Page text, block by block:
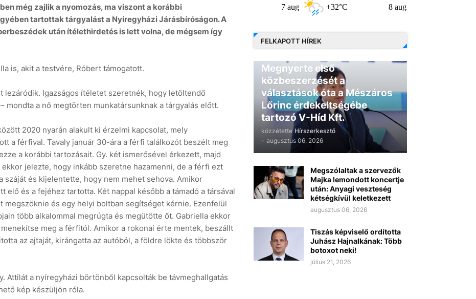
még zajlik a nyomozás, ma viszont a korábbi
tartottak tárgyalást a Nyíregyházi Járásbíróságon. A
után ítélethirdetés is lett volna, de mégsem így
is, akit a testvére, Róbert támogatott.
lezáródik. Igazságos ítéletet szeretnék, hogy letöltendő
mondta a nő megtörten munkatársunknak a tárgyalás előtt.
2020 nyarán alakult ki érzelmi kapcsolat, mely
a férfival. Tavaly január 30-ára a férfi találkozót beszélt meg
a korábbi tartozásait. Gy. két ismerősével érkezett, majd
jelezte, hogy inkább szeretne hazamenni, de a férfi ezt
száját és kijelentette, hogy nem mehet sehova. Amikor
elő és a fejéhez tartotta. Két nappal később a támadó a társával
és egy helyi boltban segítséget kérnie. Ezenfelül
több alkalommal megrúgta és megütötte őt. Gabriella ekkor
meg a férfitól. Amikor a rokonai érte mentek, beszállt
az ajtaját, kirángatta az autóból, a földre lökte és többször
Attilát a nyíregyházi börtönből kapcsolták be távmeghallgatás
kép készüljön róla.
+32°C 8 aug +30°C
FELKAPOTT HÍREK
Megnyerte első
közbeszerzését a
választások óta a Mészáros
Lőrinc érdekeltségébe
tartozó V-Híd Kft.
közzétette Hírszerkesztő
- augusztus 06, 2026
Megszólaltak a szervezők
Majka lemondott koncertje
után: Anyagi veszteség
kétségkívül keletkezett
augusztus 06, 2026
Tiszás képviselő ordította
Juhász Hajnalkának: Több
botoxot neki!
július 21, 2026